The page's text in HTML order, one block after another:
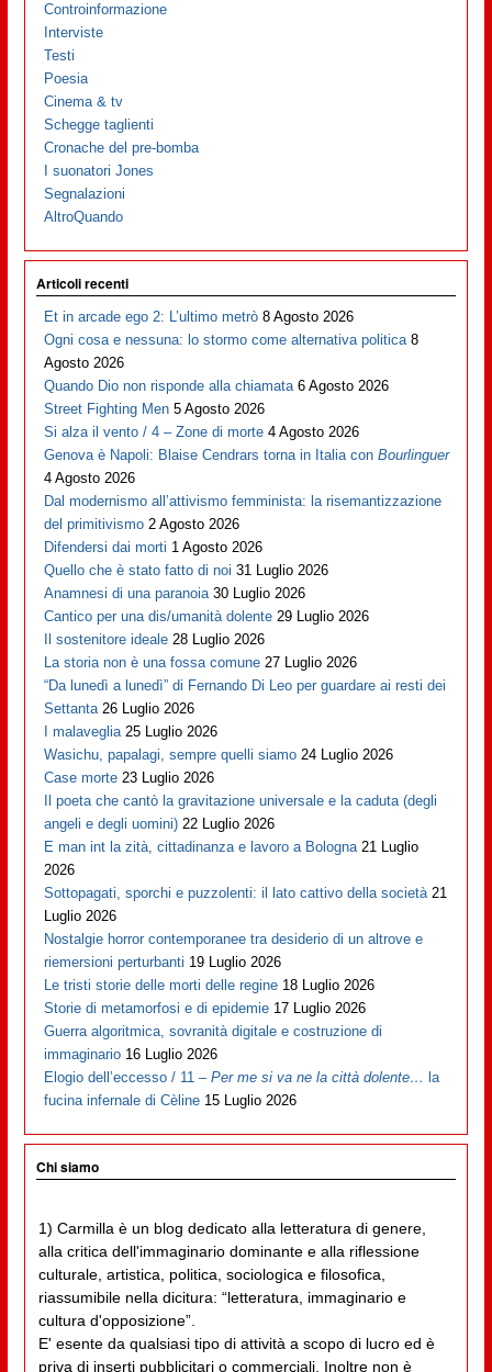
Controinformazione
Interviste
Testi
Poesia
Cinema & tv
Schegge taglienti
Cronache del pre-bomba
I suonatori Jones
Segnalazioni
AltroQuando
Articoli recenti
Et in arcade ego 2: L’ultimo metrò 8 Agosto 2026
Ogni cosa e nessuna: lo stormo come alternativa politica 8
Agosto 2026
Quando Dio non risponde alla chiamata 6 Agosto 2026
Street Fighting Men 5 Agosto 2026
Si alza il vento / 4 – Zone di morte 4 Agosto 2026
Genova è Napoli: Blaise Cendrars torna in Italia conBourlinguer
4 Agosto 2026
Dal modernismo all’attivismo femminista: la risemantizzazione
del primitivismo 2 Agosto 2026
Difendersi dai morti 1 Agosto 2026
Quello che è stato fatto di noi 31 Luglio 2026
Anamnesi di una paranoia 30 Luglio 2026
Cantico per una dis/umanità dolente 29 Luglio 2026
Il sostenitore ideale 28 Luglio 2026
La storia non è una fossa comune 27 Luglio 2026
“Da lunedì a lunedì” di Fernando Di Leo per guardare ai resti dei
Settanta 26 Luglio 2026
I malaveglia 25 Luglio 2026
Wasichu, papalagi, sempre quelli siamo 24 Luglio 2026
Case morte 23 Luglio 2026
Il poeta che cantò la gravitazione universale e la caduta (degli
angeli e degli uomini) 22 Luglio 2026
E man int la zità, cittadinanza e lavoro a Bologna 21 Luglio
2026
Sottopagati, sporchi e puzzolenti: il lato cattivo della società 21
Luglio 2026
Nostalgie horror contemporanee tra desiderio di un altrove e
riemersioni perturbanti 19 Luglio 2026
Le tristi storie delle morti delle regine 18 Luglio 2026
Storie di metamorfosi e di epidemie 17 Luglio 2026
Guerra algoritmica, sovranità digitale e costruzione di
immaginario 16 Luglio 2026
Elogio dell’eccesso / 11 –Per me si va ne la città dolente… la
fucina infernale di Cèline 15 Luglio 2026
Chi siamo
1) Carmilla è un blog dedicato alla letteratura di genere,
alla critica dell'immaginario dominante e alla riflessione
culturale, artistica, politica, sociologica e filosofica,
riassumibile nella dicitura: “letteratura, immaginario e
cultura d'opposizione”.
E' esente da qualsiasi tipo di attività a scopo di lucro ed è
priva di inserti pubblicitari o commerciali. Inoltre non è